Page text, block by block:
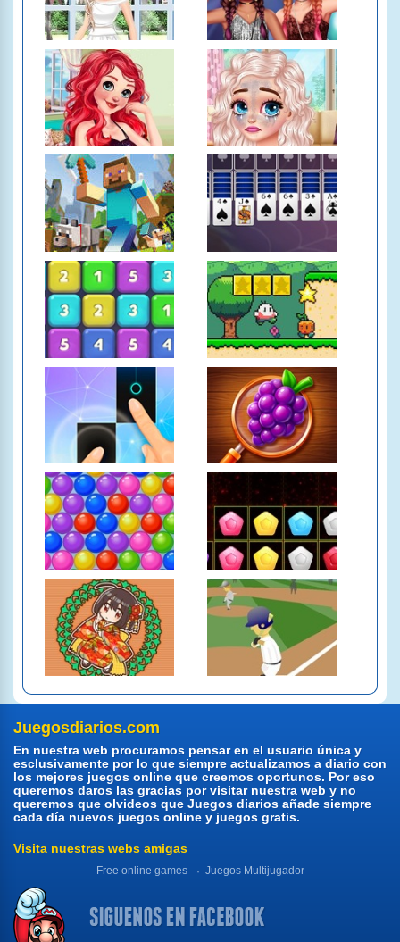
Juegosdiarios.com
En nuestra web procuramos pensar en el usuario única y
esclusivamente por lo que siempre actualizamos a diario con
los mejores juegos online que creemos oportunos. Por eso
queremos daros las gracias por visitar nuestra web y no
queremos que olvideos que Juegos diarios añade siempre
cada día nuevos juegos online y juegos gratis.
Visita nuestras webs amigas
Free online games Juegos Multijugador